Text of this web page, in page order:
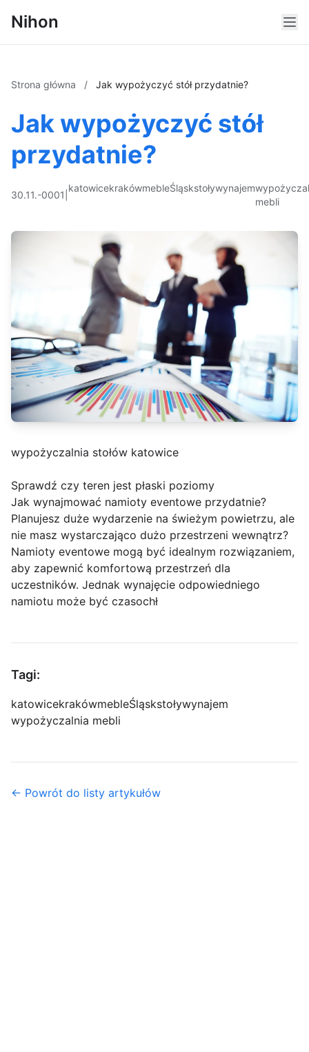
Nihon
Strona główna / Jak wypożyczyć stół przydatnie?
Jak wypożyczyć stół
przydatnie?
30.11.-0001
katowicekrakówmebleŚląskstoływynajem
mebli
wypożyczalnia stołów katowice
Sprawdź czy teren jest płaski poziomy
Jak wynajmować namioty eventowe przydatnie?
Planujesz duże wydarzenie na świeżym powietrzu, ale
nie masz wystarczająco dużo przestrzeni wewnątrz?
Namioty eventowe mogą być idealnym rozwiązaniem,
aby zapewnić komfortową przestrzeń dla
uczestników. Jednak wynajęcie odpowiedniego
namiotu może być czasochł
Tagi:
katowicekrakówmebleŚląskstoływynajem
wypożyczalnia mebli
← Powrót do listy artykułów